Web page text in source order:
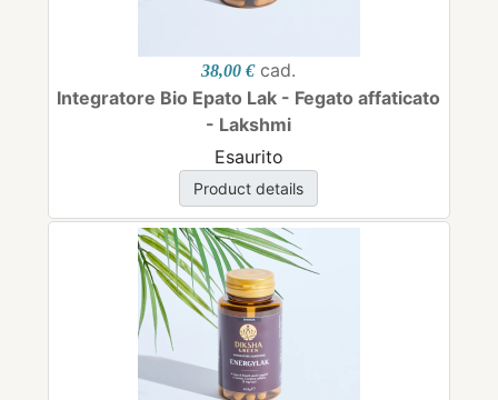
38,00 € cad.
Integratore Bio Epato Lak - Fegato affaticato
- Lakshmi
Esaurito
Product details